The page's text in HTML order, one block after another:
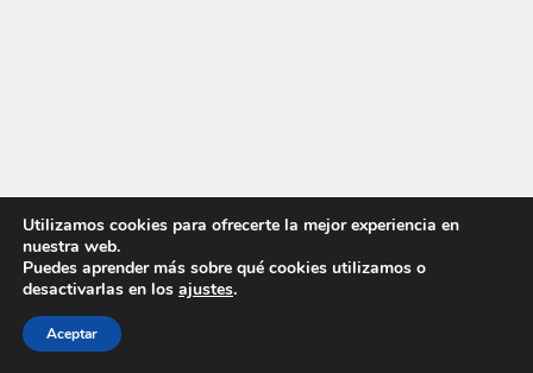
Utilizamos cookies para ofrecerte la mejor experiencia en
nuestra web.
Puedes aprender más sobre qué cookies utilizamos o
desactivarlas en los ajustes.
Aceptar